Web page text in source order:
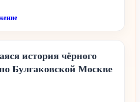
история чёрного
Булгаковской Москве